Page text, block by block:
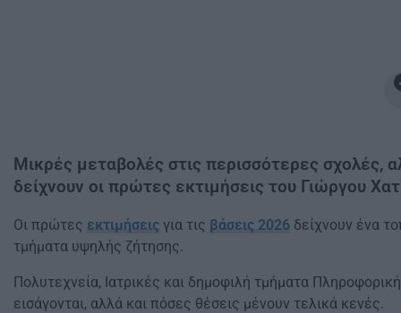
Μικρές μεταβολές στις περισσότερες σχολές,
δείχνουν οι πρώτες εκτιμήσεις του Γιώργου
Οι πρώτες εκτιμήσεις για τις βάσεις 2026 δείχνουν ένα
τμήματα υψηλής ζήτησης.
Πολυτεχνεία, Ιατρικές και δημοφιλή τμήματα
εισάγονται, αλλά και πόσες θέσεις μένουν τελικά κενές.